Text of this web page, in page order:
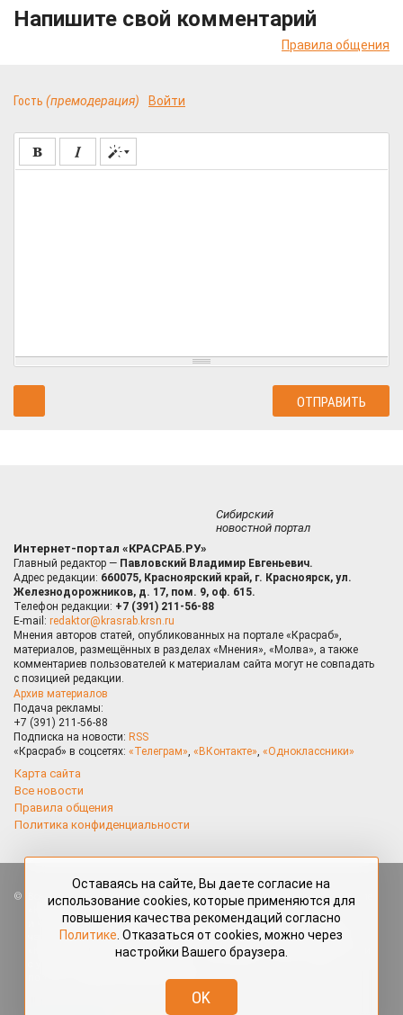
Напишите свой комментарий
Правила общения
Гость (премодерация) Войти
Сибирский
новостной портал
Интернет-портал «КРАСРАБ.РУ»
Главный редактор — Павловский Владимир Евгеньевич.
Адрес редакции: 660075, Красноярский край, г. Красноярск, ул.
Железнодорожников, д. 17, пом. 9, оф. 615.
Телефон редакции: +7 (391) 211-56-88
E-mail: redaktor@krasrab.krsn.ru
Мнения авторов статей, опубликованных на портале «Красраб»,
материалов, размещённых в разделах «Мнения», «Молва», а также
комментариев пользователей к материалам сайта могут не совпадать
с позицией редакции.
Архив материалов
Подача рекламы:
+7 (391) 211-56-88
Подписка на новости: RSS
«Красраб» в соцсетях: «Телеграм», «ВКонтакте», «Одноклассники»
Карта сайта
Все новости
Правила общения
Политика конфиденциальности
Все права защищены. Любые материалы, размещённые на портале
«Красраб.ру» сотрудниками редакции, нештатными авторами
и читателями, являются объектами авторского права. Полное или
частичное использование материалов, размещённых на портале
«Красраб.ру», допускается только с письменного согласия редакции
redaktor@krasrab.krsn.ru.
Оставаясь на сайте, Вы даете согласие на
использование cookies, которые применяются для
повышения качества рекомендаций согласно
Политике . Отказаться от cookies, можно через
настройки Вашего браузера.
OK